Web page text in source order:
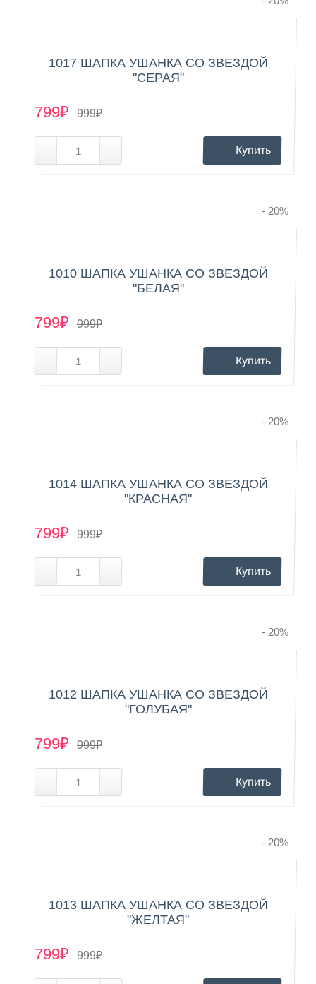
1017 ШАПКА УШАНКА СО ЗВЕЗДОЙ
"СЕРАЯ"
799₽ 999₽
Купить
- 20%
1010 ШАПКА УШАНКА СО ЗВЕЗДОЙ
"БЕЛАЯ"
799₽ 999₽
Купить
- 20%
1014 ШАПКА УШАНКА СО ЗВЕЗДОЙ
"КРАСНАЯ"
799₽ 999₽
Купить
- 20%
1012 ШАПКА УШАНКА СО ЗВЕЗДОЙ
"ГОЛУБАЯ"
799₽ 999₽
Купить
- 20%
1013 ШАПКА УШАНКА СО ЗВЕЗДОЙ
"ЖЕЛТАЯ"
799₽ 999₽